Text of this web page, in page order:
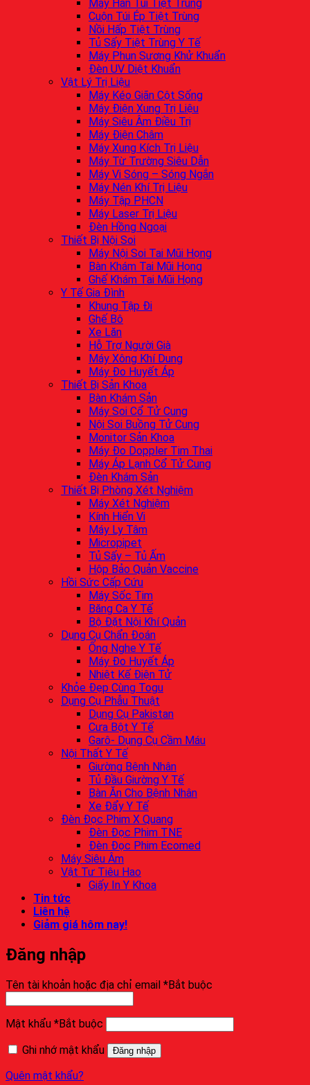
Máy Hàn Túi Tiệt Trùng
Cuộn Túi Ép Tiệt Trùng
Nồi Hấp Tiệt Trùng
Tủ Sấy Tiệt Trùng Y Tế
Máy Phun Sương Khử Khuẩn
Đèn UV Diệt Khuẩn
Vật Lý Trị Liệu
Máy Kéo Giãn Cột Sống
Máy Điện Xung Trị Liệu
Máy Siêu Âm Điều Trị
Máy Điện Châm
Máy Xung Kích Trị Liệu
Máy Từ Trường Siêu Dẫn
Máy Vi Sóng – Sóng Ngắn
Máy Nén Khí Trị Liệu
Máy Tập PHCN
Máy Laser Trị Liệu
Đèn Hồng Ngoại
Thiết Bị Nội Soi
Máy Nội Soi Tai Mũi Họng
Bàn Khám Tai Mũi Họng
Ghế Khám Tai Mũi Họng
Y Tế Gia Đình
Khung Tập Đi
Ghế Bô
Xe Lăn
Hỗ Trợ Người Già
Máy Xông Khí Dung
Máy Đo Huyết Áp
Thiết Bị Sản Khoa
Bàn Khám Sản
Máy Soi Cổ Tử Cung
Nội Soi Buồng Tử Cung
Monitor Sản Khoa
Máy Đo Doppler Tim Thai
Máy Áp Lạnh Cổ Tử Cung
Đèn Khám Sản
Thiết Bị Phòng Xét Nghiệm
Máy Xét Nghiệm
Kính Hiển Vi
Máy Ly Tâm
Micropipet
Tủ Sấy – Tủ Ấm
Hộp Bảo Quản Vaccine
Hồi Sức Cấp Cứu
Máy Sốc Tim
Băng Ca Y Tế
Bộ Đặt Nội Khí Quản
Dụng Cụ Chẩn Đoán
Ống Nghe Y Tế
Máy Đo Huyết Áp
Nhiệt Kế Điện Tử
Khỏe Đẹp Cùng Togu
Dụng Cụ Phẫu Thuật
Dụng Cụ Pakistan
Cưa Bột Y Tế
Garô- Dụng Cụ Cầm Máu
Nội Thất Y Tế
Giường Bệnh Nhân
Tủ Đầu Giường Y Tế
Bàn Ăn Cho Bệnh Nhân
Xe Đẩy Y Tế
Đèn Đọc Phim X Quang
Đèn Đọc Phim TNE
Đèn Đọc Phim Ecomed
Máy Siêu Âm
Vật Tư Tiêu Hao
Giấy In Y Khoa
Tin tức
Liên hệ
Giảm giá hôm nay!
Đăng nhập
Tên tài khoản hoặc địa chỉ email *Bắt buộc
Mật khẩu *Bắt buộc
Ghi nhớ mật khẩu
Đăng nhập
Quên mật khẩu?